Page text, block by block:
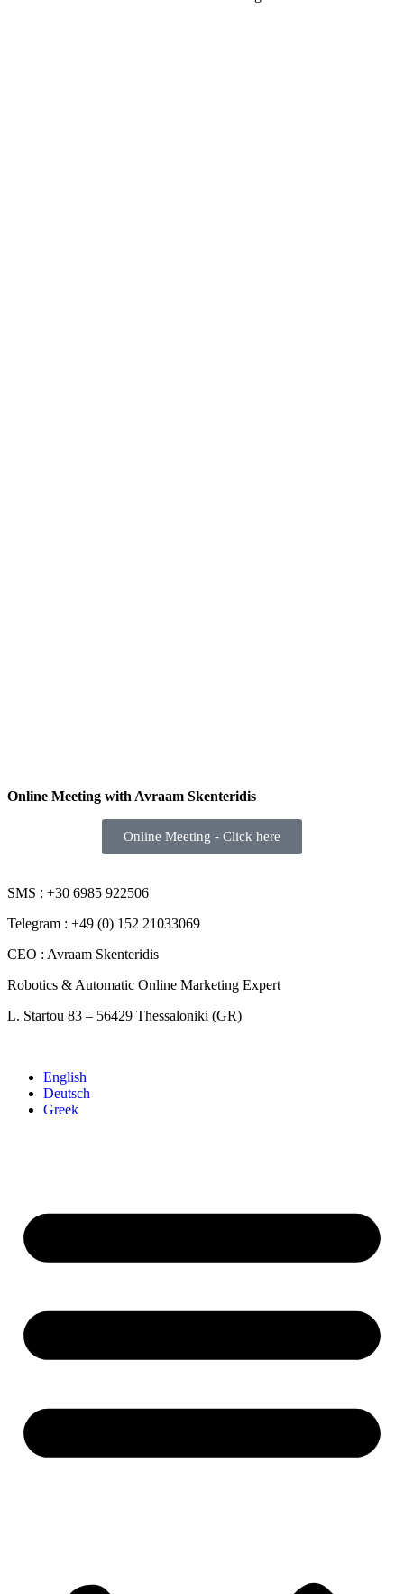
Online Meeting with Avraam Skenteridis
Online Meeting - Click here
SMS : +30 6985 922506
Telegram : +49 (0) 152 21033069
CEO : Avraam Skenteridis
Robotics & Automatic Online Marketing Expert
L. Startou 83 – 56429 Thessaloniki (GR)
English
Deutsch
Greek